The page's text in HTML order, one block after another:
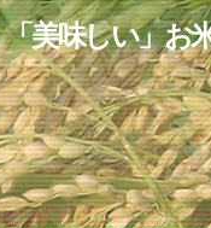
「美味しい」お